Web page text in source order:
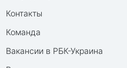
Контакты
Команда
Вакансии в РБК-Украина